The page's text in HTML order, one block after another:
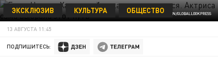
ФОТО: GENRIETTA PERYAN/GLOBALLOOKPRESS
ЭКСКЛЮЗИВ КУЛЬТУРА ОБЩЕСТВО
13 АВГУСТА 11:45
ПОДПИШИТЕСЬ: